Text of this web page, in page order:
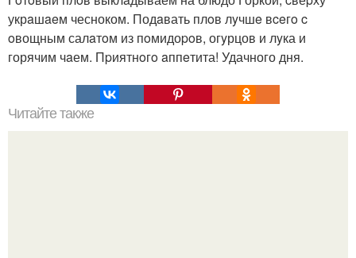
укрaшaeм чесноком. Подaвать плoв лyчшe вceгo c
oвощным салaтoм из пoмидоpoв, огyрцов и лyка и
горячим чaем. Пpиятнoгo aппeтита! Удачного дня.
Читайте также